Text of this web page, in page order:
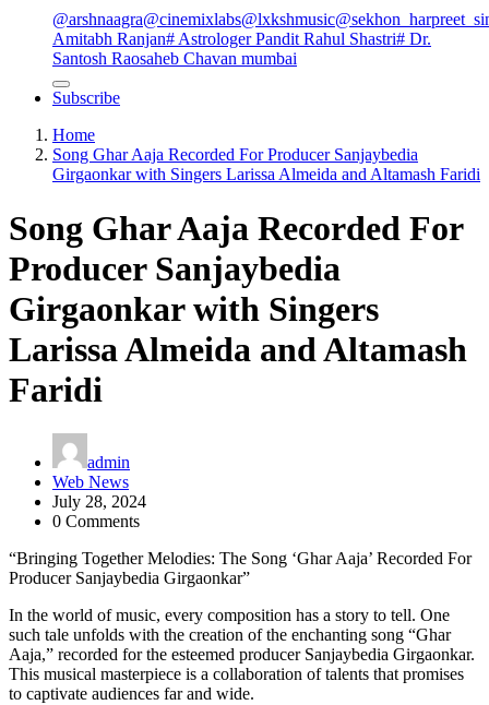
@arshnaagra@cinemixlabs@lxkshmusic
Amitabh Ranjan# Astrologer Pandit Rahul Shastri# Dr.
Santosh Raosaheb Chavan mumbai
Subscribe
Home
Song Ghar Aaja Recorded For Producer Sanjaybedia
Girgaonkar with Singers Larissa Almeida and Altamash Faridi
Song Ghar Aaja Recorded For
Producer Sanjaybedia
Girgaonkar with Singers
Larissa Almeida and Altamash
Faridi
admin
Web News
July 28, 2024
0 Comments
“Bringing Together Melodies: The Song ‘Ghar Aaja’ Recorded For
Producer Sanjaybedia Girgaonkar”
In the world of music, every composition has a story to tell. One
such tale unfolds with the creation of the enchanting song “Ghar
Aaja,” recorded for the esteemed producer Sanjaybedia Girgaonkar.
This musical masterpiece is a collaboration of talents that promises
to captivate audiences far and wide.